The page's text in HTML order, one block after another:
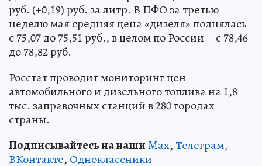
руб. (+0,19) руб. за литр. В ПФО за третью
неделю мая средняя цена «дизеля» поднялась
с 75,07 до 75,51 руб., в целом по России – с 78,46
до 78,82 руб.
Росстат проводит мониторинг цен
автомобильного и дизельного топлива на 1,8
тыс. заправочных станций в 280 городах
страны.
Подписывайтесь на нашиMax,Телеграм,
ВКонтакте, Одноклассники